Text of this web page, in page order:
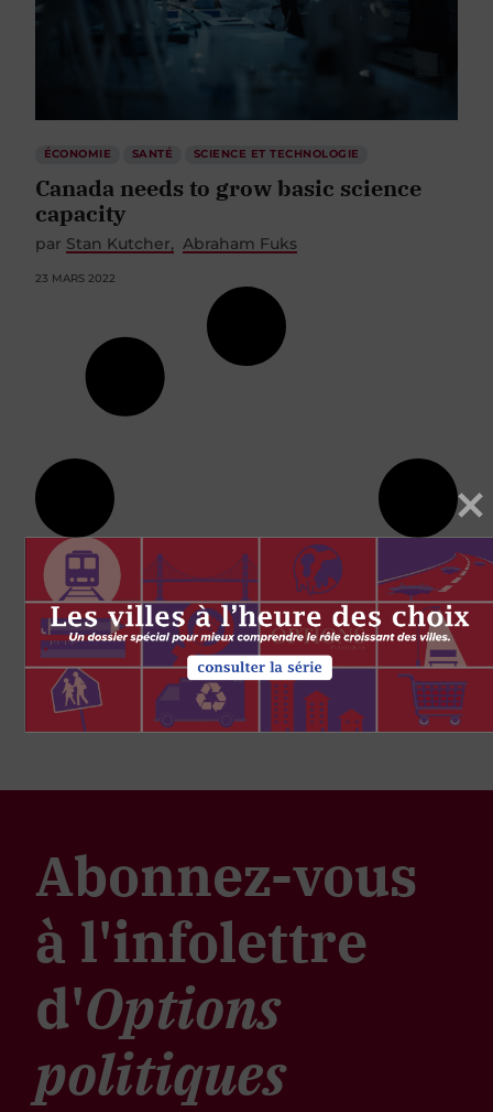
ÉCONOMIE SANTÉ SCIENCE ET TECHNOLOGIE
Canada needs to grow basic science
capacity
par Stan Kutcher Abraham Fuks
23 MARS 2022
Abonnez-vous
à l'infolettre
d'Options
politiques